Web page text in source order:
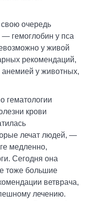
очередь
гемоглобин у пса
у живой
рекомендаций,
анемией у животных,
гематологии
крови
лечат людей, —
медленно,
Сегодня она
тоже большие
ветврача,
лечению.